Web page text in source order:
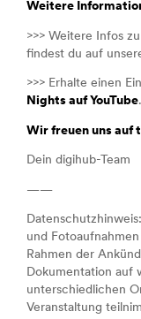
Weitere
>>> Weitere Infos
findest du auf
>>> Erhalte einen
Nights auf YouTube.
Wir freuen uns auf
Dein digihub-Team
——
und
Rahmen der
Dokumentation auf
unterschiedlichen
Veranstaltung